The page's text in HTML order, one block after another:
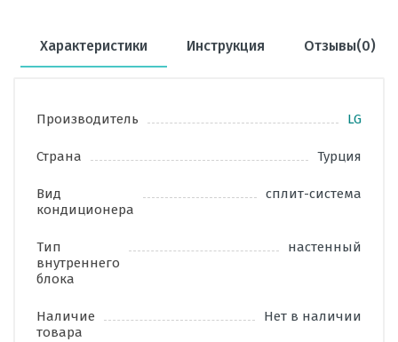
Характеристики Инструкция Отзывы(0)
Производитель LG
Страна Турция
Вид
кондиционера
сплит-система
Тип
внутреннего
блока
настенный
Наличие
товара
Нет в наличии